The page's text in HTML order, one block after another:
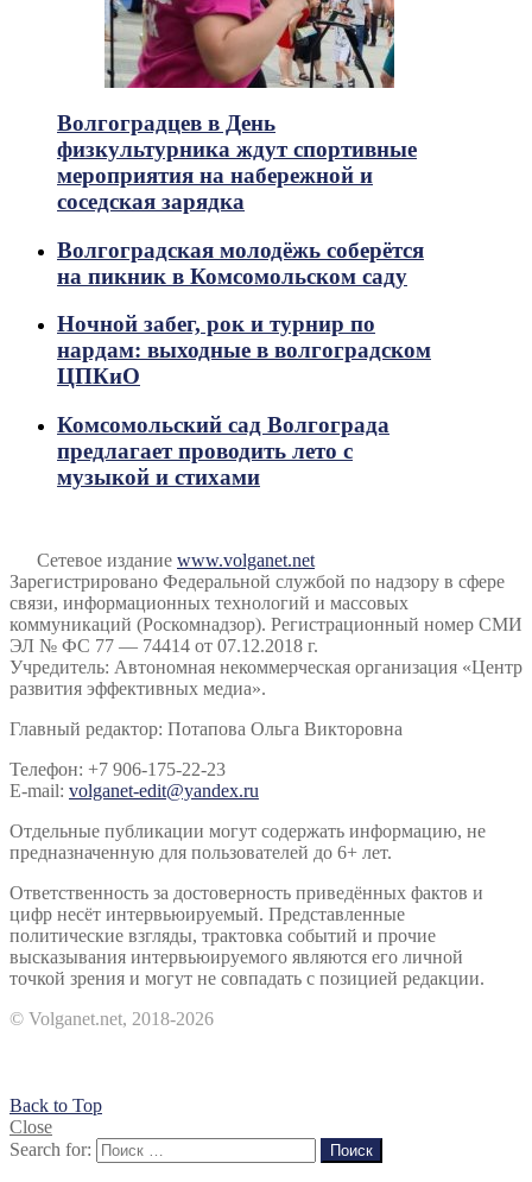
Волгоградцев в День
физкультурника ждут спортивные
мероприятия на набережной и
соседская зарядка
Волгоградская молодёжь соберётся
на пикник в Комсомольском саду
Ночной забег, рок и турнир по
нардам: выходные в волгоградском
ЦПКиО
Комсомольский сад Волгограда
предлагает проводить лето с
музыкой и стихами
Сетевое издание www.volganet.net
Зарегистрировано Федеральной службой по надзору в сфере
связи, информационных технологий и массовых
коммуникаций (Роскомнадзор). Регистрационный номер СМИ
ЭЛ № ФС 77 — 74414 от 07.12.2018 г.
Учредитель: Автономная некоммерческая организация «Центр
развития эффективных медиа».
Главный редактор: Потапова Ольга Викторовна
Телефон: +7 906-175-22-23
E-mail: volganet-edit@yandex.ru
Отдельные публикации могут содержать информацию, не
предназначенную для пользователей до 6+ лет.
Ответственность за достоверность приведённых фактов и
цифр несёт интервьюируемый. Представленные
политические взгляды, трактовка событий и прочие
высказывания интервьюируемого являются его личной
точкой зрения и могут не совпадать с позицией редакции.
© Volganet.net, 2018-2026
Back to Top
Close
Search for:
Поиск